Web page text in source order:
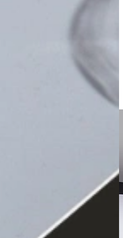
van ECO Keukens kleiner